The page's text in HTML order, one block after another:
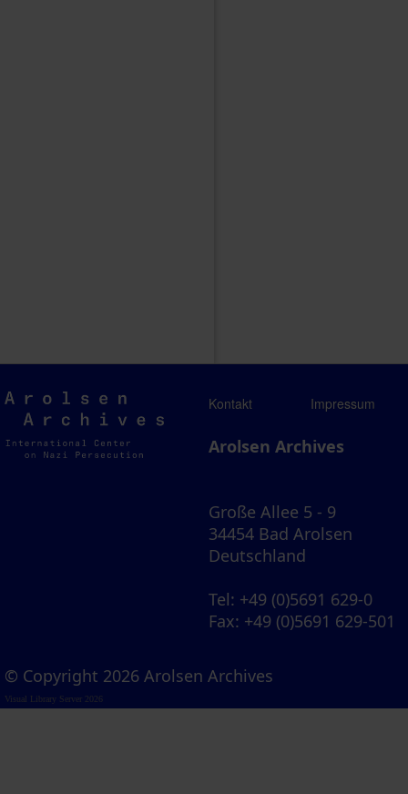
Arolsen
Archives
Kontakt Impressum
Arolsen Archives
Große Allee 5 - 9
34454 Bad Arolsen
Deutschland
Tel: +49 (0)5691 629-0
Fax: +49 (0)5691 629-501
© Copyright 2026 Arolsen Archives
Visual Library Server 2026